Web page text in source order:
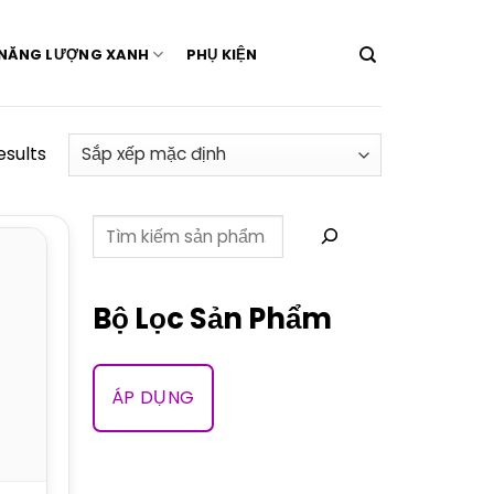
LƯỢNG XANH PHỤ KIỆN
Tìm kiếm
Bộ Lọc Sản Phẩm
ÁP DỤNG